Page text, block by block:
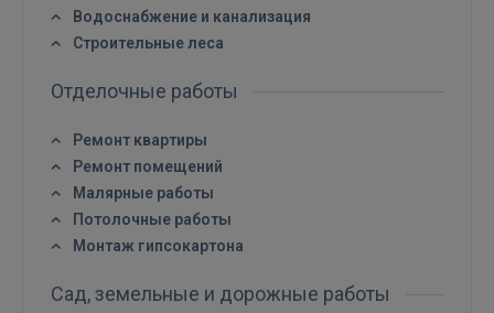
Войти
Водоснабжение и канализация
Строительные леса
Отделочные работы
Ремонт квартиры
Ремонт помещений
Малярные работы
Потолочные работы
Монтаж гипсокартона
Сад, земельные и дорожные работы